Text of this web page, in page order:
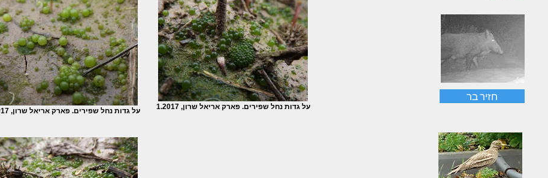
על גדות נחל שפירים. פארק אריאל שרון, 1.2017
על גדות נחל שפירים. פארק אריאל שרון, 1.2017
חזיר בר